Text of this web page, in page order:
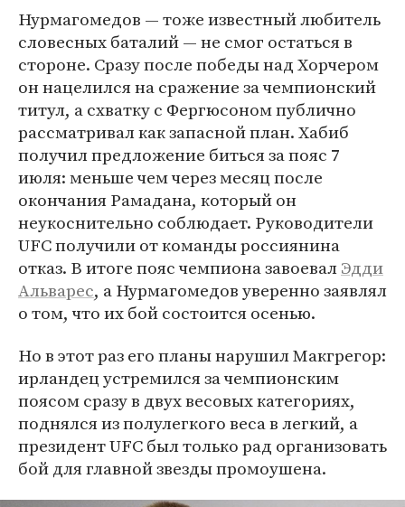
Нурмагомедов — тоже известный любитель
словесных баталий — не смог остаться в
стороне. Сразу после победы над Хорчером
он нацелился на сражение за чемпионский
титул, а схватку с Фергюсоном публично
рассматривал как запасной план. Хабиб
получил предложение биться за пояс 7
июля: меньше чем через месяц после
окончания Рамадана, который он
неукоснительно соблюдает. Руководители
UFC получили от команды россиянина
отказ. В итоге пояс чемпиона завоевалЭдди
Альварес, а Нурмагомедов уверенно заявлял
о том, что их бой состоится осенью.
Но в этот раз его планы нарушил Макгрегор:
ирландец устремился за чемпионским
поясом сразу в двух весовых категориях,
поднялся из полулегкого веса в легкий, а
президент UFC был только рад организовать
бой для главной звезды промоушена.